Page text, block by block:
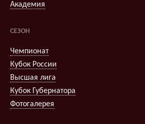
Академия
СЕЗОН
Чемпионат
Кубок России
Высшая лига
Кубок Губернатора
Фотогалерея